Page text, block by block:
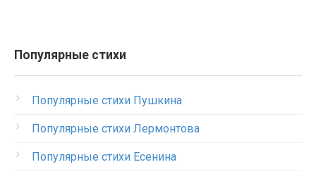
Популярные стихи
Популярные стихи Пушкина
Популярные стихи Лермонтова
Популярные стихи Есенина